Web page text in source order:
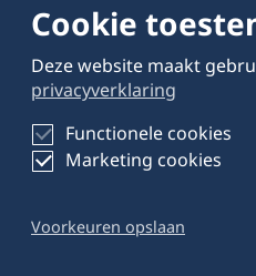
Opslaan Delen
Cookie
Deze website maakt
privacyverklaring
Functionele cookies
Marketing cookies
Voorkeuren opslaan